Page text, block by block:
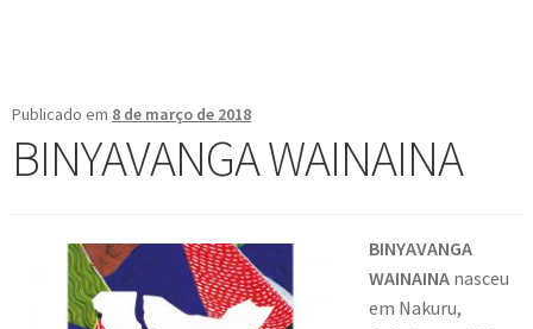
Publicado em 8 de março de 2018
BINYAVANGA WAINAINA
BINYAVANGA
WAINAINA nasceu
em Nakuru,